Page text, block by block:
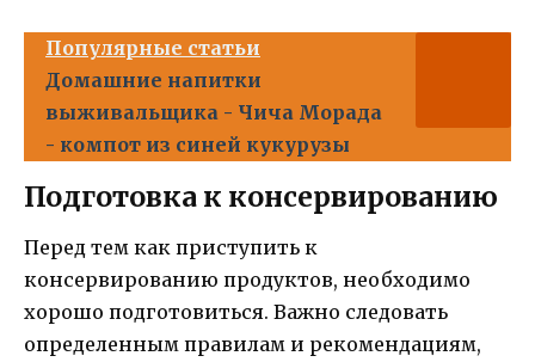
Популярные статьи
Домашние напитки
выживальщика - Чича Морада
- компот из синей кукурузы
Подготовка к консервированию
Перед тем как приступить к
консервированию продуктов, необходимо
хорошо подготовиться. Важно следовать
определенным правилам и рекомендациям,